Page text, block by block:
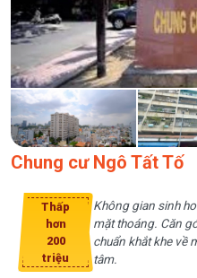
Chung cư Ngô Tất Tố
Thấp
hơn
200
triệu
Không gian sinh
mặt thoáng. Căn
chuẩn khắt khe về
tâm.